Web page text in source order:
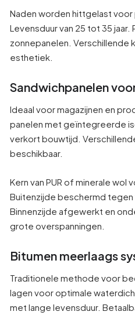
Naden worden hittgelast voor
Levensduur van 25 tot 35
zonnepanelen. Verschillende
esthetiek.
Sandwichpanelen
Ideaal voor magazijnen en
panelen met geïntegreerde
verkort bouwtijd.
beschikbaar.
Kern van PUR of minerale wol
Buitenzijde beschermd tegen
Binnenzijde afgewerkt en
grote overspanningen.
Bitumen meerlaags
Traditionele methode voor
lagen voor optimale
met lange levensduur.